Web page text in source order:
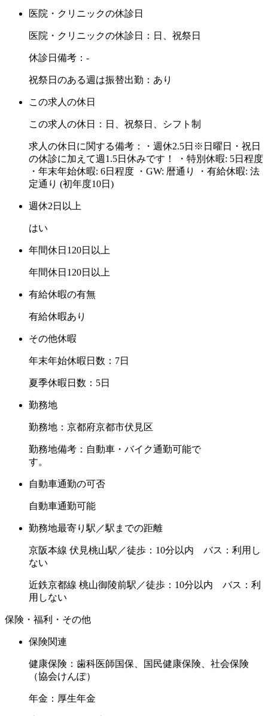
医院・クリニックの休診日
医院・クリニックの休診日：日、祝祭日
休診日備考：-
祝祭日のある週は振替出勤：あり
この求人の休日
この求人の休日：日、祝祭日、シフト制
求人の休日に関する備考：・週休2.5日※日曜日・祝日
の休診に加えて週1.5日休みです！ ・特別休暇: 5日程度
・年末年始休暇: 6日程度 ・GW: 暦通り ・有給休暇: 法
定通り (初年度10日)
週休2日以上
はい
年間休日120日以上
年間休日120日以上
有給休暇の有無
有給休暇あり
その他休暇
年末年始休暇日数：7日
夏季休暇日数：5日
勤務地
勤務地：京都府京都市伏見区
勤務地備考：自動車・バイク通勤可能で
す。
自動車通勤の可否
自動車通勤可能
勤務地最寄り駅／駅までの距離
京阪本線 伏見桃山駅／徒歩：10分以内 バス：利用し
ない
近鉄京都線 桃山御陵前駅／徒歩：10分以内 バス：利
用しない
保険・福利・その他
保険関連
健康保険：歯科医師国保、国民健康保険、社会保険
（協会けんぽ）
年金：厚生年金